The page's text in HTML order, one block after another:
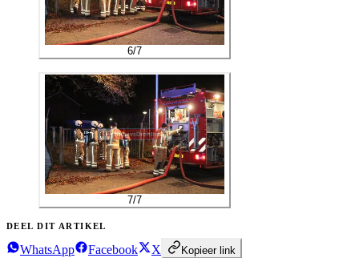
6/7
7/7
DEEL DIT ARTIKEL
WhatsApp Facebook X Kopieer link